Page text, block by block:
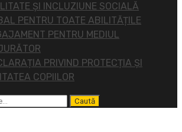
ȘI INCLUZIUNE SOCIALĂ
PENTRU TOATE ABILITĂȚILE
PENTRU MEDIUL
PRIVIND PROTECȚIA ȘI
COPIILOR